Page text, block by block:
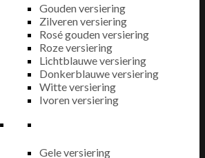
Gouden versiering
Zilveren versiering
Rosé gouden versiering
Roze versiering
Lichtblauwe versiering
Donkerblauwe versiering
Witte versiering
Ivoren versiering
Gele versiering